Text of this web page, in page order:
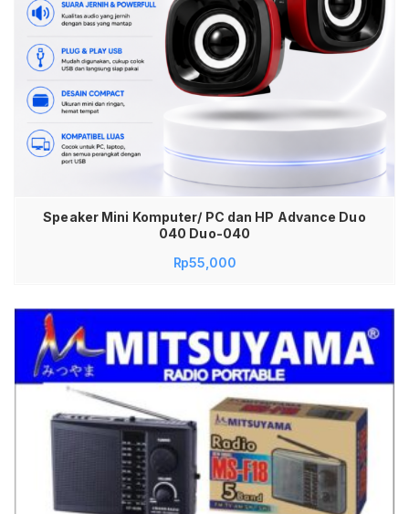
Speaker Mini Komputer/ PC dan HP Advance Duo
040 Duo-040
Rp55,000